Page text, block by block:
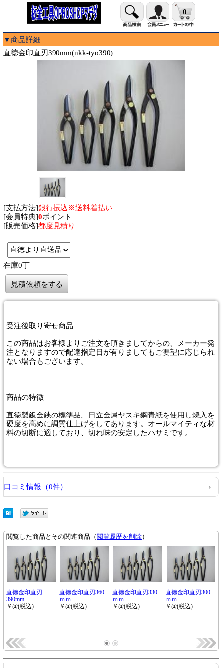
0
▼商品詳細
直徳金印直刃390mm(nkk-tyo390)
[支払方法]銀行振込※送料着払い
[会員特典]0ポイント
[販売価格]都度見積り
在庫0丁
見積依頼をする
受注後取り寄せ商品
この商品はお客様よりご注文を頂きましてからの、メーカー発
注となりますので配達指定日が有りましてもご要望に応じられ
ない場合もございます。
商品の特徴
直徳製鈑金鋏の標準品。日立金属ヤスキ鋼青紙を使用し焼入を
硬度を高めに調質仕上げをしてあります。オールマイティな材
料の切断に適しており、切れ味の安定したハサミです。
口コミ情報（0件）